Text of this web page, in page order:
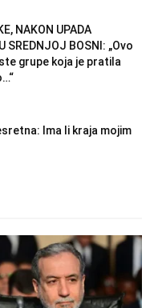
NAKON UPADA
SREDNJOJ BOSNI: „Ovo
grupe koja je pratila
Ima li kraja mojim